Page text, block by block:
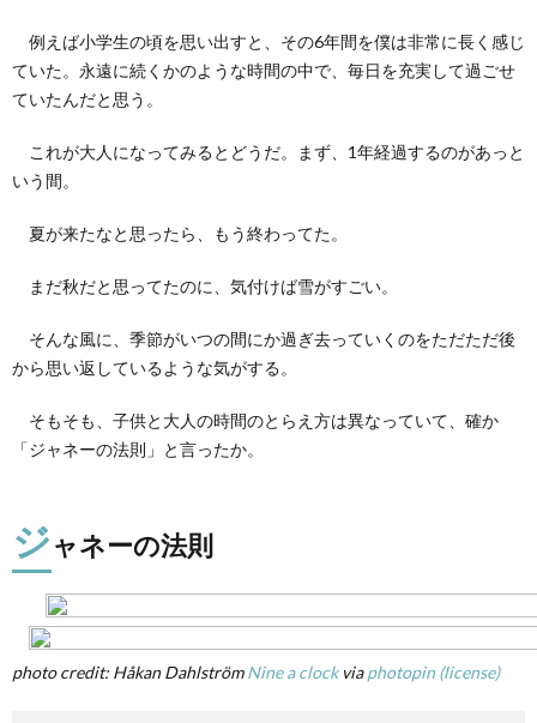
例えば小学生の頃を思い出すと、その6年間を僕は非常に長く感じ
ていた。永遠に続くかのような時間の中で、毎日を充実して過ごせ
ていたんだと思う。
これが大人になってみるとどうだ。まず、1年経過するのがあっと
いう間。
夏が来たなと思ったら、もう終わってた。
まだ秋だと思ってたのに、気付けば雪がすごい。
そんな風に、季節がいつの間にか過ぎ去っていくのをただただ後
から思い返しているような気がする。
そもそも、子供と大人の時間のとらえ方は異なっていて、確か
「ジャネーの法則」と言ったか。
ジャネーの法則
photo credit: Håkan DahlströmNine a clockviaphotopin (license)